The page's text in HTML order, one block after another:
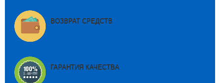
ВОЗВРАТ СРЕДСТВ
ГАРАНТИЯ КАЧЕСТВА